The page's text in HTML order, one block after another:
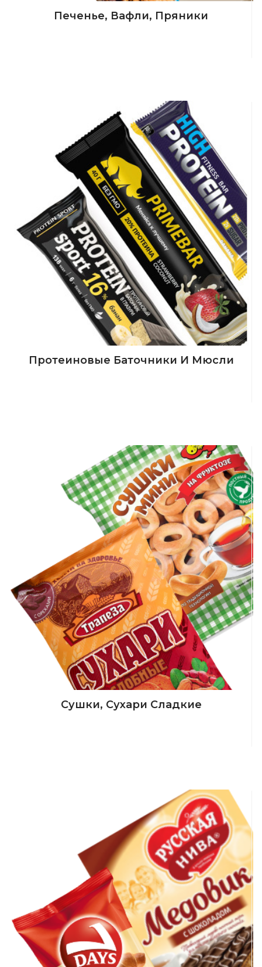
Печенье, Вафли, Пряники
Протеиновые Баточники И Мюсли
Сушки, Сухари Сладкие